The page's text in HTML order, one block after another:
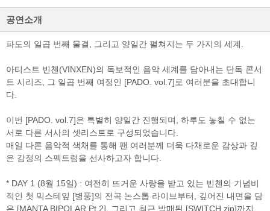
공연소개
파도의 일곱 번째 물결, 그리고 양일간 펼쳐지는 두 가지의 세계.
아티스트 빈첸(VINXEN)의 독보적인 음악 세계를 담아내는 단독 콘서
트 시리즈, 그 일곱 번째 여정인 [PADO. vol.7]로 여러분을 초대합니
다.
이번 [PADO. vol.7]은 특별히 양일간 진행되며, 하루도 놓칠 수 없는
서로 다른 서사의 셋리스트로 구성되었습니다.
매일 다른 음악적 색채를 통해 팬 여러분께 더욱 다채로운 감상과 깊
은 감정의 스펙트럼을 선사하고자 합니다.
* DAY 1 (8월 15일) : 여전히 뜨거운 사랑을 받고 있는 빈첸의 기념비
적인 첫 믹스테잎 [병풍]의 전곡 논스톱 라이브부터, 깊어진 내면을 담
은 [MANTA BIPOLAR Pt.2], 그리고 최근 발매된 [SWITCH.zip]까지.